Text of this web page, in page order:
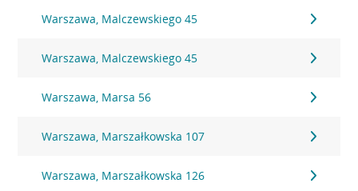
Warszawa, Malczewskiego 45
Warszawa, Malczewskiego 45
Warszawa, Marsa 56
Warszawa, Marszałkowska 107
Warszawa, Marszałkowska 126